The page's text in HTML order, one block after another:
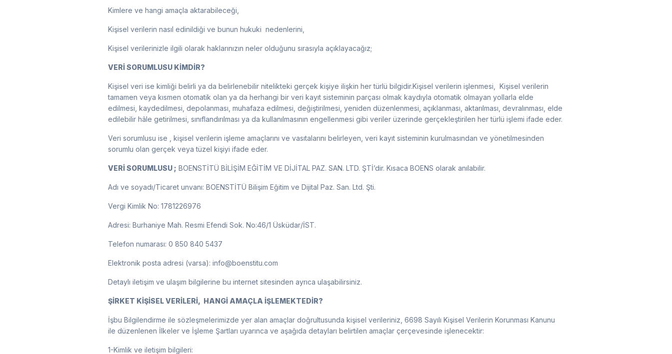
Kimlere ve hangi amaçla aktarabileceği,
Kişisel verilerin nasıl edinildiği ve bunun hukuki nedenlerini,
Kişisel verilerinizle ilgili olarak haklarınızın neler olduğunu sırasıyla açıklayacağız;
VERİ SORUMLUSU KİMDİR?
Kişisel veri ise kimliği belirli ya da belirlenebilir nitelikteki gerçek kişiye ilişkin her türlü bilgidir.Kişisel verilerin işlenmesi, Kişisel verilerin
tamamen veya kısmen otomatik olan ya da herhangi bir veri kayıt sisteminin parçası olmak kaydıyla otomatik olmayan yollarla elde
edilmesi, kaydedilmesi, depolanması, muhafaza edilmesi, değiştirilmesi, yeniden düzenlenmesi, açıklanması, aktarılması, devralınması, elde
edilebilir hâle getirilmesi, sınıflandırılması ya da kullanılmasının engellenmesi gibi veriler üzerinde gerçekleştirilen her türlü işlemi ifade eder.
Veri sorumlusu ise , kişisel verilerin işleme amaçlarını ve vasıtalarını belirleyen, veri kayıt sisteminin kurulmasından ve yönetilmesinden
sorumlu olan gerçek veya tüzel kişiyi ifade eder.
VERİ SORUMLUSU ; BOENSTİTÜ BİLİŞİM EĞİTİM VE DİJİTAL PAZ. SAN. LTD. ŞTİ’dir. Kısaca BOENS olarak anılabilir.
Adı ve soyadı/Ticaret unvanı: BOENSTİTÜ Bilişim Eğitim ve Dijital Paz. San. Ltd. Şti.
Vergi Kimlik No: 1781226976
Adresi: Burhaniye Mah. Resmi Efendi Sok. No:46/1 Üsküdar/İST.
Telefon numarası: 0 850 840 5437
Elektronik posta adresi (varsa): info@boenstitu.com
Detaylı iletişim ve ulaşım bilgilerine bu internet sitesinden ayrıca ulaşabilirsiniz.
ŞİRKET KİŞİSEL VERİLERİ, HANGİ AMAÇLA İŞLEMEKTEDİR?
İşbu Bilgilendirme ile sözleşmelerimizde yer alan amaçlar doğrultusunda kişisel verileriniz, 6698 Sayılı Kişisel Verilerin Korunması Kanunu
ile düzenlenen İlkeler ve İşleme Şartları uyarınca ve aşağıda detayları belirtilen amaçlar çerçevesinde işlenecektir:
1-Kimlik ve iletişim bilgileri: